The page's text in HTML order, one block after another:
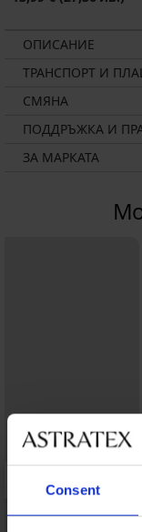
Consent
ОПИСАНИЕ
ТРАНСПОРТ И
СМЯНА
ПОДДРЪЖКА И
ЗА МАРКАТА